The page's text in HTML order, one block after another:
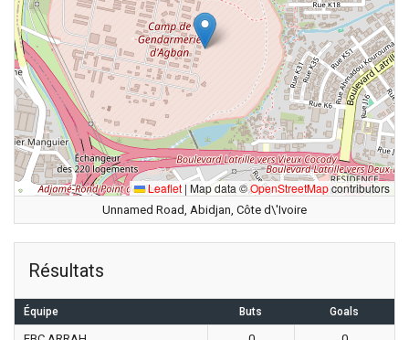
Leaflet | Map data ©OpenStreetMapcontributors
Unnamed Road, Abidjan, Côte d\'Ivoire
Résultats
Équipe Buts Goals